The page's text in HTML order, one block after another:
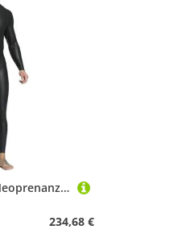
Tauchanzug 3MM Neoprenanzug for Männer Und Frauen, Elastischer Neopren-Freitauchanzug, Hält Warm, Offenzellige Schwimmanzüge, Einteiliger Neoprenanzug(Black,XXL)
234,68 €